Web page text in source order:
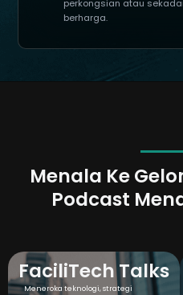
perkongsian atau
berharga.​
Menala Ke
Podcast
FaciliTech Talks
Meneroka teknologi, strategi